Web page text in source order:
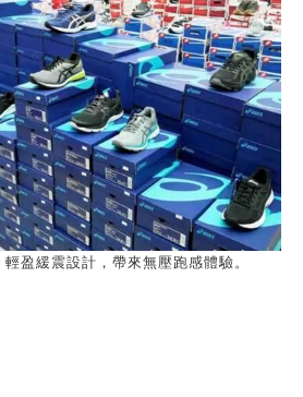
盈緩震設計，帶來無壓跑感體驗。